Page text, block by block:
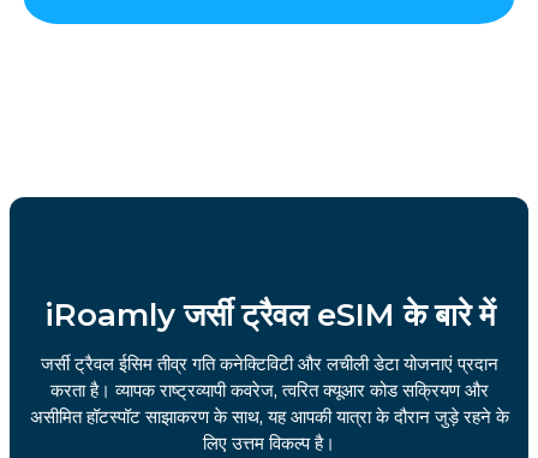
iRoamly जर्सी ट्रैवल eSIM के बारे में
जर्सी ट्रैवल ईसिम तीव्र गति कनेक्टिविटी और लचीली डेटा योजनाएं प्रदान
करता है। व्यापक राष्ट्रव्यापी कवरेज, त्वरित क्यूआर कोड सक्रियण और
असीमित हॉटस्पॉट साझाकरण के साथ, यह आपकी यात्रा के दौरान जुड़े रहने के
लिए उत्तम विकल्प है।